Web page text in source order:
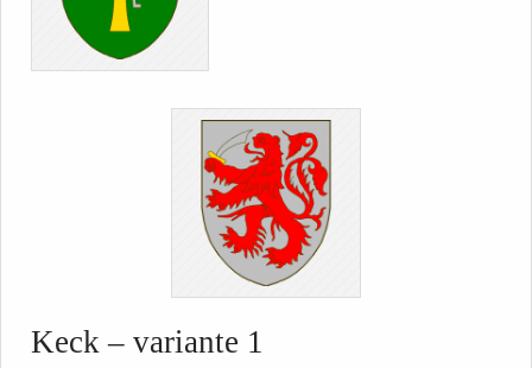
Keck – variante 1